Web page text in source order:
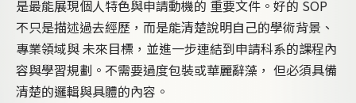
是最能展現個人特色與申請動機的 重要文件。好的 SOP
不只是描述過去經歷，而是能清楚說明自己的學術背景、
專業領域與 未來目標，並進一步連結到申請科系的課程內
容與學習規劃。不需要過度包裝或華麗辭藻， 但必須具備
清楚的邏輯與具體的內容。